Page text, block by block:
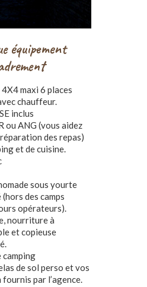
équipement
maxi 6 places
chauffeur.
inclus
ou ANG (vous aidez
des repas)
et de cuisine.
sous yourte
des camps
opérateurs).
nourriture à
et copieuse
camping
de sol perso et vos
par l’agence.